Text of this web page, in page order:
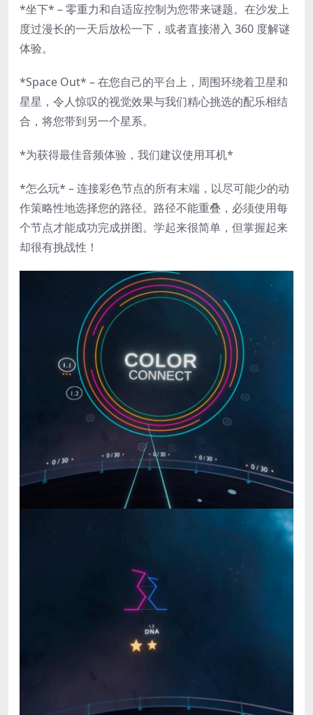
*坐下* – 零重力和自适应控制为您带来谜题。在沙发上
度过漫长的一天后放松一下，或者直接潜入 360 度解谜
体验。
*Space Out* – 在您自己的平台上，周围环绕着卫星和
星星，令人惊叹的视觉效果与我们精心挑选的配乐相结
合，将您带到另一个星系。
*为获得最佳音频体验，我们建议使用耳机*
*怎么玩* – 连接彩色节点的所有末端，以尽可能少的动
作策略性地选择您的路径。路径不能重叠，必须使用每
个节点才能成功完成拼图。学起来很简单，但掌握起来
却很有挑战性！